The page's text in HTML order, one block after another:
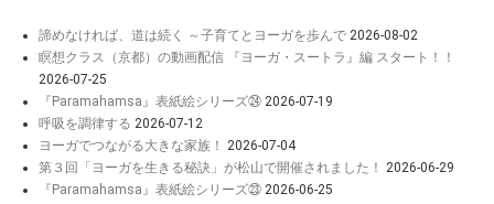
諦めなければ、道は続く ～子育てとヨーガを歩んで 2026-08-02
瞑想クラス（京都）の動画配信 『ヨーガ・スートラ』編 スタート！！
2026-07-25
『Paramahamsa』表紙絵シリーズ㉔ 2026-07-19
呼吸を調律する 2026-07-12
ヨーガでつながる大きな家族！
2026-07-04
第３回「ヨーガを生きる秘訣」が松山で開催されました！
2026-06-29
『Paramahamsa』表紙絵シリーズ㉓ 2026-06-25